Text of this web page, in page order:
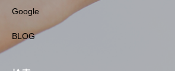
Google
BLOG